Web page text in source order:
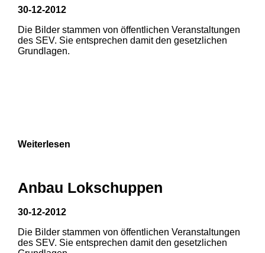
1 2 3
1 2
30-12-2012
Die Bilder stammen von öffentlichen Veranstaltungen
des SEV. Sie entsprechen damit den gesetzlichen
Grundlagen.
Weiterlesen
Anbau Lokschuppen
30-12-2012
Die Bilder stammen von öffentlichen Veranstaltungen
des SEV. Sie entsprechen damit den gesetzlichen